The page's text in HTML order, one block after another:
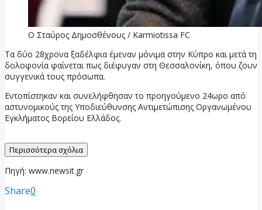
Ο Σταύρος Δημοσθένους / Karmiotissa FC
Τα δύο 28χρονα ξαδέλφια έμεναν μόνιμα στην Κύπρο και μετά τη
δολοφονία φαίνεται πως διέφυγαν στη Θεσσαλονίκη, όπου ζουν
συγγενικά τους πρόσωπα.
Εντοπίστηκαν και συνελήφθησαν το προηγούμενο 24ωρο από
αστυνομικούς της Υποδιεύθυνσης Αντιμετώπισης Οργανωμένου
Εγκλήματος Βορείου Ελλάδος.
Περισσότερα σχόλια
Πηγή: www.newsit.gr
Share0